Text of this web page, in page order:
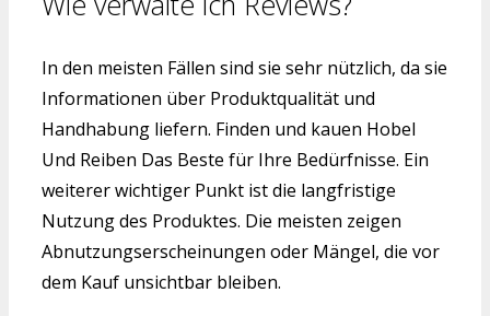
In den meisten Fällen sind sie sehr nützlich, da sie
Informationen über Produktqualität und
Handhabung liefern. Finden und kauen Hobel
Und Reiben Das Beste für Ihre Bedürfnisse. Ein
weiterer wichtiger Punkt ist die langfristige
Nutzung des Produktes. Die meisten zeigen
Abnutzungserscheinungen oder Mängel, die vor
dem Kauf unsichtbar bleiben.